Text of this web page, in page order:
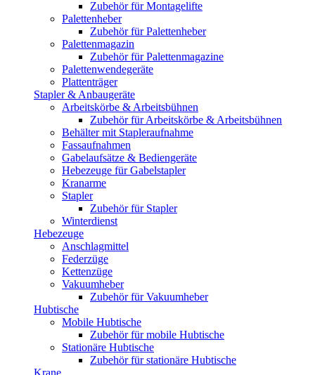
Zubehör für Montagelifte
Palettenheber
Zubehör für Palettenheber
Palettenmagazin
Zubehör für Palettenmagazine
Palettenwendegeräte
Plattenträger
Stapler & Anbaugeräte
Arbeitskörbe & Arbeitsbühnen
Zubehör für Arbeitskörbe & Arbeitsbühnen
Behälter mit Stapleraufnahme
Fassaufnahmen
Gabelaufsätze & Bediengeräte
Hebezeuge für Gabelstapler
Kranarme
Stapler
Zubehör für Stapler
Winterdienst
Hebezeuge
Anschlagmittel
Federzüge
Kettenzüge
Vakuumheber
Zubehör für Vakuumheber
Hubtische
Mobile Hubtische
Zubehör für mobile Hubtische
Stationäre Hubtische
Zubehör für stationäre Hubtische
Krane